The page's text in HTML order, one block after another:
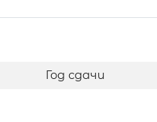
Год сдачи